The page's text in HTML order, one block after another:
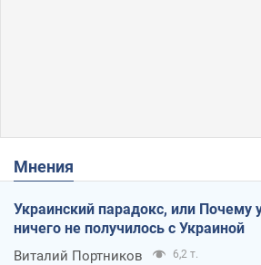
Мнения
Украинский парадокс, или Почему
ничего не получилось с Украиной
Виталий Портников 6,2 т.